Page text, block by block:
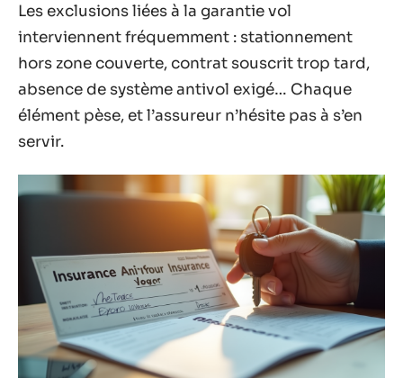
Les exclusions liées à la garantie vol
interviennent fréquemment : stationnement
hors zone couverte, contrat souscrit trop tard,
absence de système antivol exigé… Chaque
élément pèse, et l’assureur n’hésite pas à s’en
servir.